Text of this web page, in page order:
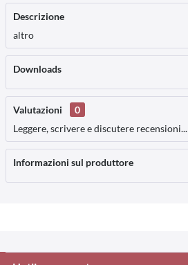
Descrizione
altro
Downloads
Valutazioni
0
Leggere, scrivere e discutere recensioni...
Informazioni sul produttore